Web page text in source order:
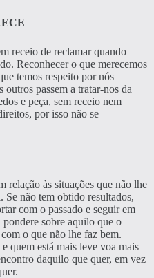
receio de reclamar quando
Reconhecer o que merecemos
temos respeito por nós
passem a tratar-nos da
e peça, sem receio nem
por isso não se
relação às situações que não lhe
Se não tem obtido resultados,
com o passado e seguir em
sobre aquilo que o
o que não lhe faz bem.
quem está mais leve voa mais
daquilo que quer, em vez